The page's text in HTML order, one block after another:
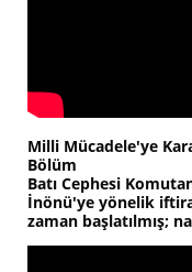
Milli Mücadele'ye
Bölüm
Batı Cephesi
İnönü'ye yönelik
zaman başlatılmış;